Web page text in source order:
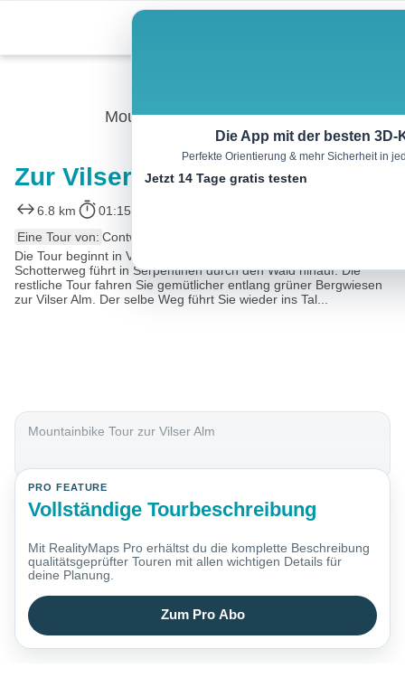
content
Mountainbike
Zur Vilser Alm | MTB Tour
6.8 km 01:15 h
Eine Tour von: Contwise
Die Tour beginnt in Vils am Parkplatz Vilser Alp. Der steile
Schotterweg führt in Serpentinen durch den Wald hinauf. Die
restliche Tour fahren Sie gemütlicher entlang grüner Bergwiesen
zur Vilser Alm. Der selbe Weg führt Sie wieder ins Tal...
Mountainbike Tour zur Vilser Alm
PRO FEATURE
Vollständige Tourbeschreibung
Mit RealityMaps Pro erhältst du die komplette Beschreibung
qualitätsgeprüfter Touren mit allen wichtigen Details für
deine Planung.
Zum Pro Abo
Die App mit der besten 3D-
Perfekte Orientierung & mehr Sicherheit in
Jetzt 14 Tage gratis testen